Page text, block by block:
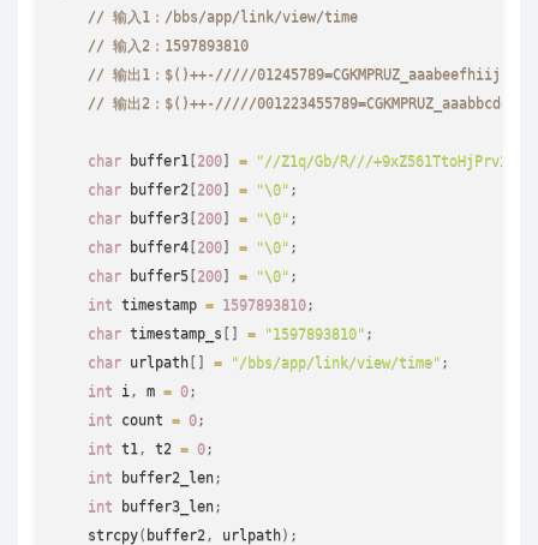
// 输入1：/bbs/app/link/view/time
// 输入2：1597893810
// 输出1：$()++-/////
// 输出2：$()++-/////
char buffer1 [ 200] =
"//Z1q/Gb/R///
char buffer2 [ 200] = "\0" ;
char buffer3 [ 200] = "\0" ;
char buffer4 [ 200] = "\0" ;
char buffer5 [ 200] = "\0" ;
int timestamp = 1597893810;
char timestamp_s [ ] = "1597893810" ;
char urlpath [ ] = "/bbs/app/link/view/time" ;
int i, m = 0;
int count = 0;
int t1, t2 = 0;
int buffer2_len;
int buffer3_len;
strcpy( buffer2, urlpath) ;